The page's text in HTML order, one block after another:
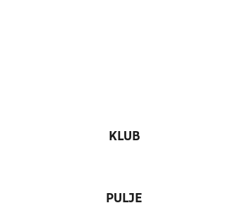
KLUB
PULJE